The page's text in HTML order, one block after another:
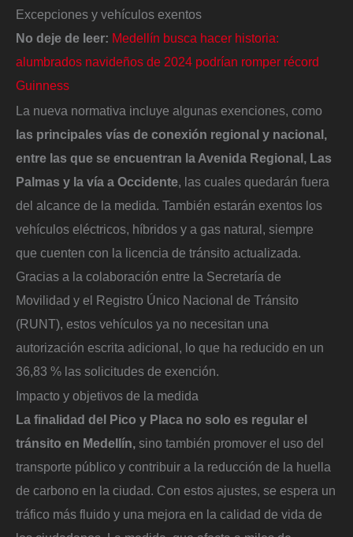
Excepciones y vehículos exentos
No deje de leer: Medellín busca hacer historia:
alumbrados navideños de 2024 podrían romper récord
Guinness
La nueva normativa incluye algunas exenciones, como
las principales vías de conexión regional y nacional,
entre las que se encuentran la Avenida Regional, Las
Palmas y la vía a Occidente, las cuales quedarán fuera
del alcance de la medida. También estarán exentos los
vehículos eléctricos, híbridos y a gas natural, siempre
que cuenten con la licencia de tránsito actualizada.
Gracias a la colaboración entre la Secretaría de
Movilidad y el Registro Único Nacional de Tránsito
(RUNT), estos vehículos ya no necesitan una
autorización escrita adicional, lo que ha reducido en un
36,83 % las solicitudes de exención.
Impacto y objetivos de la medida
La finalidad del Pico y Placa no solo es regular el
tránsito en Medellín, sino también promover el uso del
transporte público y contribuir a la reducción de la huella
de carbono en la ciudad. Con estos ajustes, se espera un
tráfico más fluido y una mejora en la calidad de vida de